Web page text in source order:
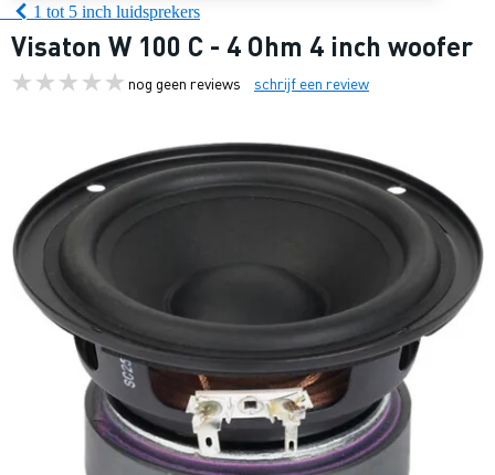
1 tot 5 inch luidsprekers
Visaton W 100 C - 4 Ohm 4 inch woofer
nog geen reviews schrijf een review